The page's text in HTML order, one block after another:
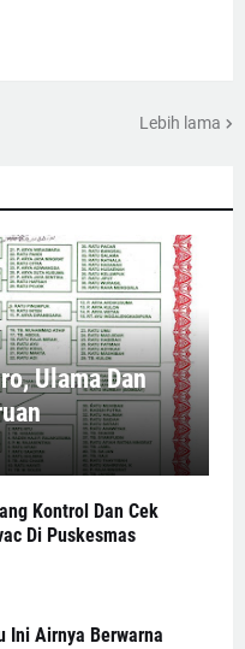
Lebih lama
Ulama Dan
Kontrol Dan Cek
Di Puskesmas
Ini Airnya Berwarna